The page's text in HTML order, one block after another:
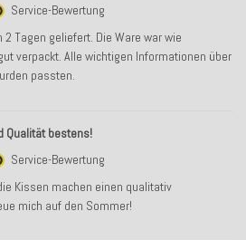
Service-Bewertung
Tagen geliefert. Die Ware war wie
verpackt. Alle wichtigen Informationen über
passten.
Qualität bestens!
Service-Bewertung
Kissen machen einen qualitativ
mich auf den Sommer!